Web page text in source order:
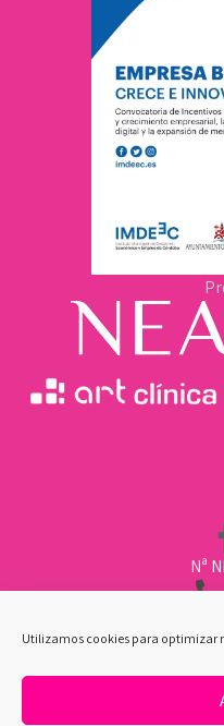
Utilizamos cookies para optimizar
Nª
POLÍTICA DE